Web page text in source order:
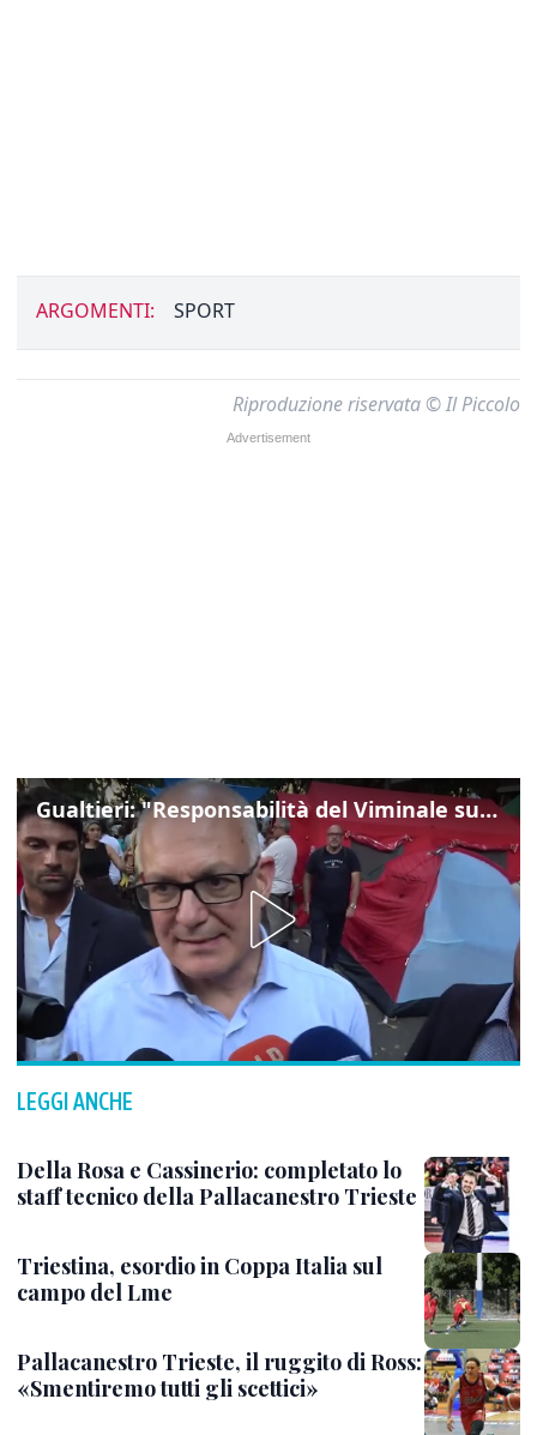
ARGOMENTI: SPORT
Riproduzione riservata © Il Piccolo
Gualtieri: "Responsabilità del Viminale su Spin Time? La posizione dei partiti è nota"
LEGGI ANCHE
Della Rosa e Cassinerio: completato lo
staff tecnico della Pallacanestro Trieste
Triestina, esordio in Coppa Italia sul
campo del Lme
Pallacanestro Trieste, il ruggito di Ross:
«Smentiremo tutti gli scettici»